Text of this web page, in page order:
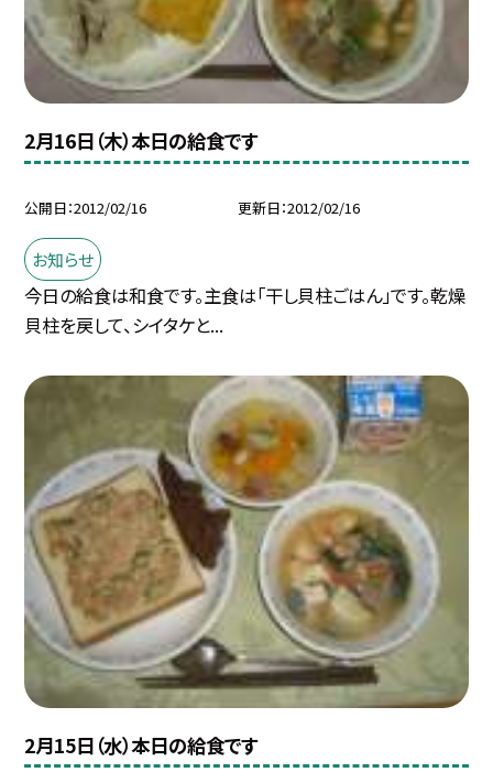
2月16日（木）本日の給食です
公開日 2012/02/16 更新日 2012/02/16
お知らせ
今日の給食は和食です。主食は「干し貝柱ごはん」です。乾燥
貝柱を戻して、シイタケと...
2月15日（水）本日の給食です